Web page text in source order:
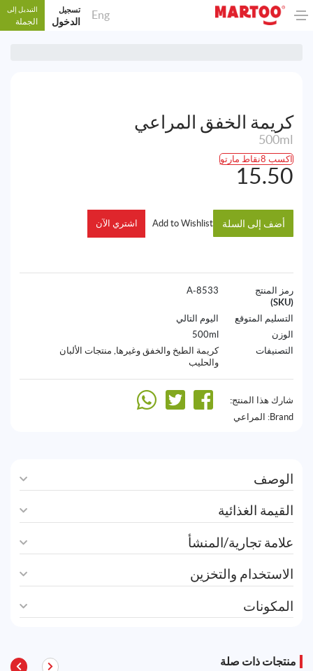
Eng تسجيل
الدخول
التبديل إلى
الجملة
كريمة الخفق المراعي
500ml
اكسب 8نقاط مارتو
15.50
أضف إلى السلة Add to Wishlist اشتري الآن
رمز المنتج
(SKU)
8533-A
التسليم المتوقع
اليوم التالي
الوزن
500ml
التصنيفات
كريمة الطبخ والخفق وغيرها منتجات الألبان
والحليب
شارك هذا المنتج:
Brand:
المراعي
الوصف
القيمة الغذائية
علامة تجارية/المنشأ
الاستخدام والتخزين
المكونات
منتجات ذات صلة